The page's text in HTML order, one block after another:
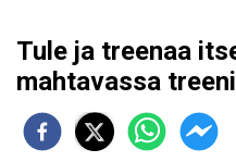
Tule ja treenaa
mahtavassa